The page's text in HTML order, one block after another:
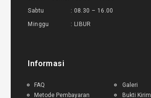
Sabtu : 08.30 – 16.00
Minggu : LIBUR
Informasi
FAQ
Metode Pembayaran
Galeri
Bukti Kirim